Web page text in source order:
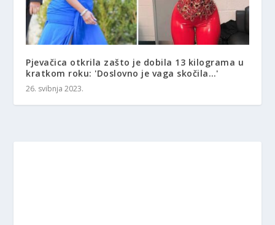
Pjevačica otkrila zašto je dobila 13 kilograma u
kratkom roku: 'Doslovno je vaga skočila…'
26. svibnja 2023.